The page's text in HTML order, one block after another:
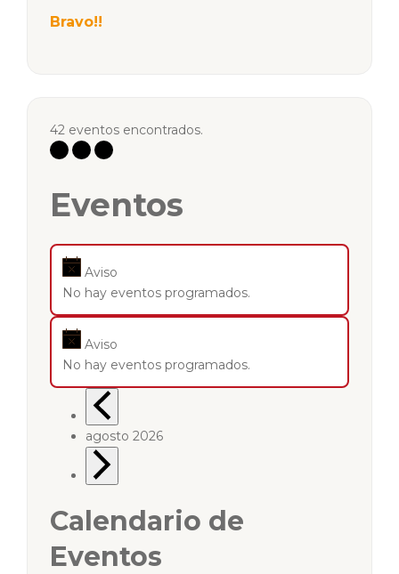
Bravo!!
42 eventos encontrados.
Eventos
Aviso
No hay eventos programados.
Aviso
No hay eventos programados.
agosto 2026
Calendario de
Eventos